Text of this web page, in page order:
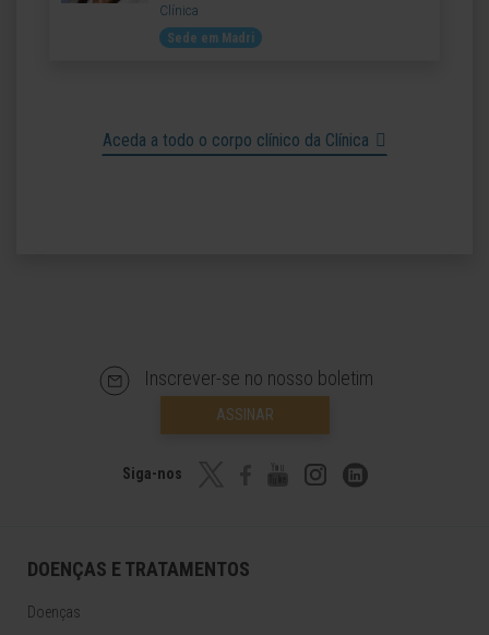
Clínica
Sede em Madri
Aceda a todo o corpo clínico da Clínica
Inscrever-se no nosso boletim
ASSINAR
Siga-nos
DOENÇAS E TRATAMENTOS
Doenças